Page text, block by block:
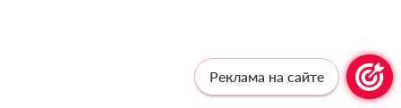
Реклама на сайте